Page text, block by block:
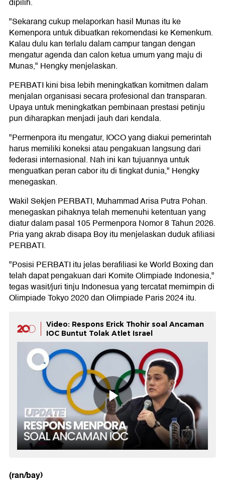
dipilih.
"Sekarang cukup melaporkan hasil Munas itu ke
Kemenpora untuk dibuatkan rekomendasi ke Kemenkum.
Kalau dulu kan terlalu dalam campur tangan dengan
mengatur agenda dan calon ketua umum yang maju di
Munas," Hengky menjelaskan.
PERBATI kini bisa lebih meningkatkan komitmen dalam
menjalan organisasi secara profesional dan transparan.
Upaya untuk meningkatkan pembinaan prestasi petinju
pun diharapkan menjadi jauh dari kendala.
"Permenpora itu mengatur, IOCO yang diakui pemerintah
harus memiliki koneksi atau pengakuan langsung dari
federasi internasional. Nah ini kan tujuannya untuk
menguatkan peran cabor itu di tingkat dunia," Hengky
menegaskan.
Wakil Sekjen PERBATI, Muhammad Arisa Putra Pohan.
menegaskan pihaknya telah memenuhi ketentuan yang
diatur dalam pasal 105 Permenpora Nomor 8 Tahun 2026.
Pria yang akrab disapa Boy itu menjelaskan duduk afiliasi
PERBATI.
"Posisi PERBATI itu jelas berafiliasi ke World Boxing dan
telah dapat pengakuan dari Komite Olimpiade Indonesia,"
tegas wasit/juri tinju Indonesua yang tercatat memimpin di
Olimpiade Tokyo 2020 dan Olimpiade Paris 2024 itu.
Video: Respons Erick Thohir soal Ancaman
IOC Buntut Tolak Atlet Israel
(ran/bay)